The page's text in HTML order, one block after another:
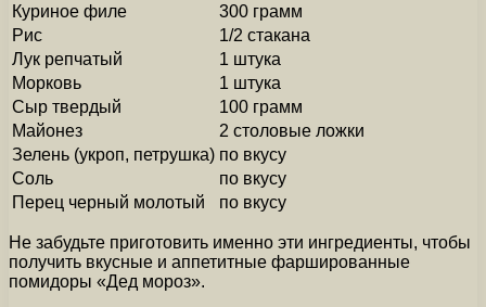
Куриное филе
300 грамм
Рис
1/2 стакана
Лук репчатый
1 штука
Морковь
1 штука
Сыр твердый
100 грамм
Майонез
2 столовые ложки
Зелень (укроп, петрушка) по вкусу
Соль
по вкусу
Перец черный молотый
по вкусу
Не забудьте приготовить именно эти ингредиенты, чтобы
получить вкусные и аппетитные фаршированные
помидоры «Дед мороз».